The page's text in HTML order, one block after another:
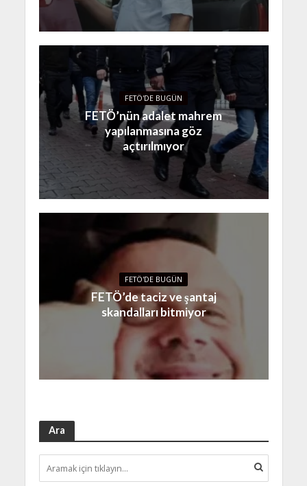
FETÖ'DE BUGÜN
FETÖ’nün adalet mahrem
yapılanmasına göz
açtırılmıyor
FETÖ'DE BUGÜN
FETÖ’de taciz ve şantaj
skandalları bitmiyor
Ara